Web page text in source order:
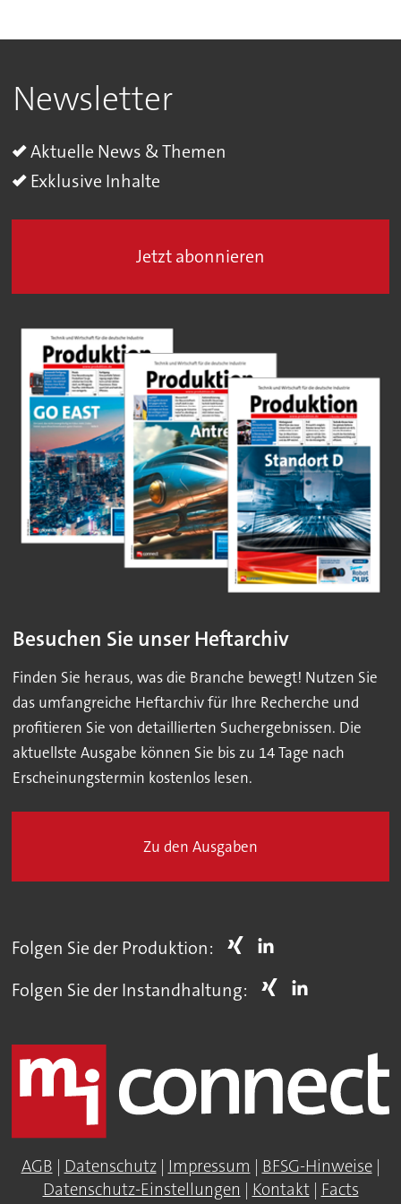
Newsletter
Aktuelle News & Themen
Exklusive Inhalte
Jetzt abonnieren
Besuchen Sie unser Heftarchiv
Finden Sie heraus, was die Branche bewegt! Nutzen Sie
das umfangreiche Heftarchiv für Ihre Recherche und
profitieren Sie von detaillierten Suchergebnissen. Die
aktuellste Ausgabe können Sie bis zu 14 Tage nach
Erscheinungstermin kostenlos lesen.
Zu den Ausgaben
Folgen Sie der Produktion:
Folgen Sie der Instandhaltung:
AGB | Datenschutz| Impressum | BFSG-Hinweise|
Datenschutz-Einstellungen | Kontakt| Facts